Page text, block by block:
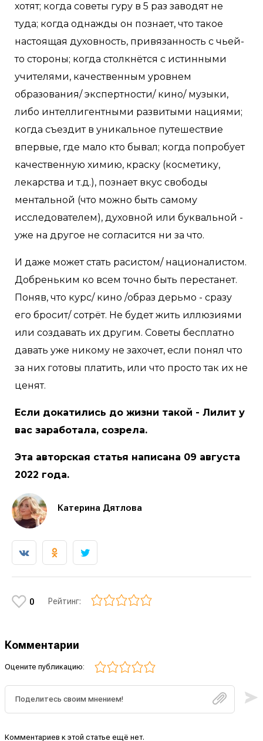
хотят; когда советы гуру в 5 раз заводят не
туда; когда однажды он познает, что такое
настоящая духовность, привязанность с чьей-
то стороны; когда столкнётся с истинными
учителями, качественным уровнем
образования/ экспертности/ кино/ музыки,
либо интеллигентными развитыми нациями;
когда съездит в уникальное путешествие
впервые, где мало кто бывал; когда попробует
качественную химию, краску (косметику,
лекарства и т.д.), познает вкус свободы
ментальной (что можно быть самому
исследователем), духовной или буквальной -
уже на другое не согласится ни за что.
И даже может стать расистом/ националистом.
Добреньким ко всем точно быть перестанет.
Поняв, что курс/ кино /образ дерьмо - сразу
его бросит/ сотрёт. Не будет жить иллюзиями
или создавать их другим. Советы бесплатно
давать уже никому не захочет, если понял что
за них готовы платить, или что просто так их не
ценят.
Если докатились до жизни такой - Лилит у
вас заработала, созрела.
Эта авторская статья написана 09 августа
2022 года.
Катерина Дятлова
0 Рейтинг:
Комментарии
Оцените публикацию:
Комментариев к этой статье ещё нет.